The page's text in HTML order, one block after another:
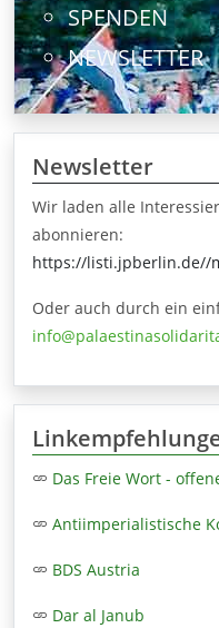
SPENDEN
NEWSLETTER
Newsletter
Wir laden alle
abonnieren:
https://listi.jpberlin.de//
Oder auch durch ein
Das Freie Wort -
Antiimperialistische
BDS Austria
Dar al Janub